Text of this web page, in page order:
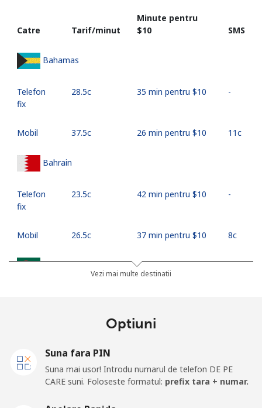
Catre Tarif/minut
Minute pentru
⁦$10⁩
SMS
Bahamas
Telefon
fix
⁦28.5c⁩ 35 min pentru ⁦$10⁩ -
Mobil ⁦37.5c⁩ 26 min pentru ⁦$10⁩ ⁦11c⁩
Bahrain
Telefon
fix
⁦23.5c⁩ 42 min pentru ⁦$10⁩ -
Mobil ⁦26.5c⁩ 37 min pentru ⁦$10⁩ ⁦8c⁩
Bangladesh
Barbados
Vezi mai multe destinatii
Optiuni
Suna fara PIN
Suna mai usor! Introdu numarul de telefon DE PE
CARE suni. Foloseste formatul: prefix tara + numar.